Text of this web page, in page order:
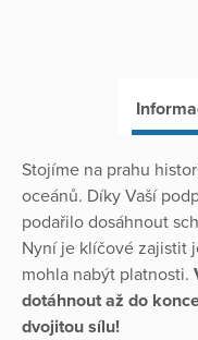
Stojíme na prahu
oceánů. Díky Vaší
podařilo dosáhnout
Nyní je klíčové zajistit
mohla nabýt platnosti.
dotáhnout až do
dvojitou sílu!